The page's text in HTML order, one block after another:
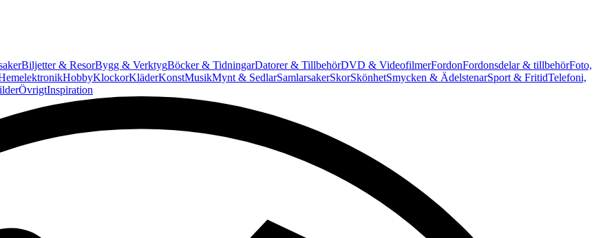
Biljetter & ResorBygg & VerktygBöcker & TidningarDatorer & TillbehörDVD & VideofilmerFordonFordonsdelar & tillbehörFoto,
HobbyKlockorKläderKonstMusikMynt & SedlarSamlarsakerSkorSkönhetSmycken & ÄdelstenarSport & FritidTelefoni,
ÖvrigtInspiration